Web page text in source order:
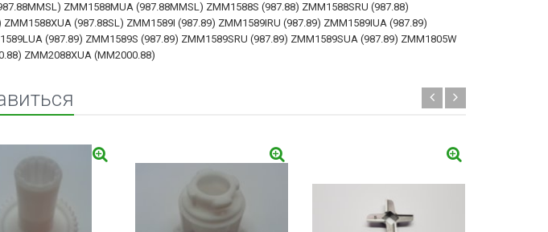
ZMM1588MUA (987.88MMSL) ZMM1588S (987.88) ZMM1588SRU (987.88)
(987.88SL) ZMM1589I (987.89) ZMM1589IRU (987.89) ZMM1589IUA (987.89)
(987.89) ZMM1589S (987.89) ZMM1589SRU (987.89) ZMM1589SUA (987.89) ZMM1805W
ZMM2088XUA (MM2000.88)